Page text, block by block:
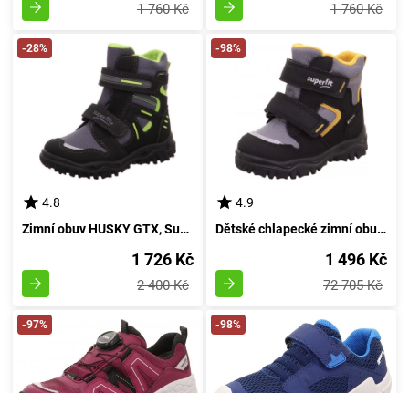
1 760 Kč 1 760 Kč
-28%
4.8
Zimní obuv HUSKY GTX, Superfit, 0-809080-0300, smaragdová - velikost 42
1 726 Kč
2 400 Kč
-98%
4.9
Dětské chlapecké zimní obuv Superfit HUSKY1 GTX, barva žlutá, velikost 30
1 496 Kč
72 705 Kč
-97% -98%